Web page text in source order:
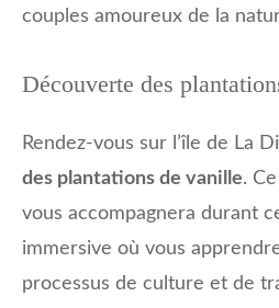
couples amoureux de la
Découverte des
Rendez-vous sur l’île de La
des plantations de vanille.
vous accompagnera durant
immersive où vous
processus de culture et de